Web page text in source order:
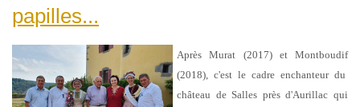
papilles...
Après Murat (2017) et Montboudif
(2018), c'est le cadre enchanteur du
château de Salles près d'Aurillac qui